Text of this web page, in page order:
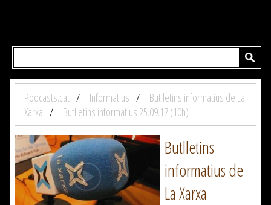
Podcasts.cat Informatius
Butlletins informatius de La
Xarxa
Butlletins informatius 25.09.17 (10h)
Butlletins
informatius de
La Xarxa